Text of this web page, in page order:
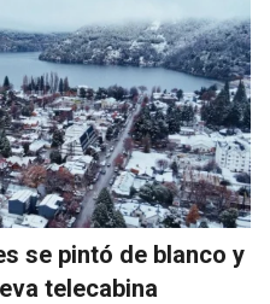
se pintó de blanco y
telecabina